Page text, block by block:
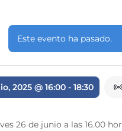
Este evento ha pasado.
2025 @ 16:00 - 18:30
26 de junio a las 16.00